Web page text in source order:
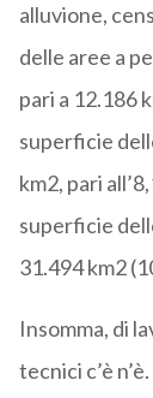
alluvione,
delle aree a
pari a 12.186
superficie
km2, pari
superficie
31.494 km2
Insomma, di
tecnici c’è